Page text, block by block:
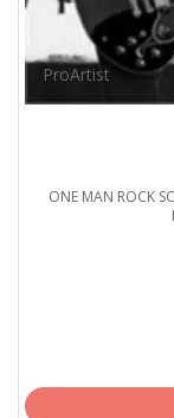
ProArtist
ONE MAN ROCK